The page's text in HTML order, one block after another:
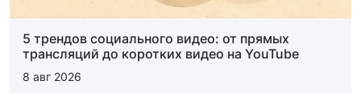
5 трендов социального видео: от прямых
трансляций до коротких видео на YouTube
8 авг 2026